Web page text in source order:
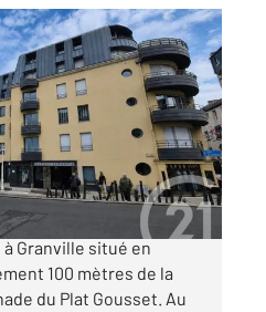
vendre
€
vous propose EN
à Granville situé en
100 mètres de la
du Plat Gousset. Au